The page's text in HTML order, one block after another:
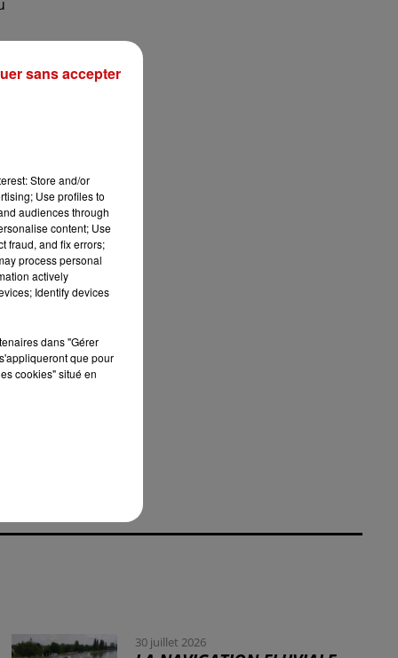
30 juillet 2026
Store and/or
Use profiles to
audiences through
content; Use
fraud, and fix errors;
process personal
actively
Identify devices
dans "Gérer
que pour
cookies" situé en
sans accepter